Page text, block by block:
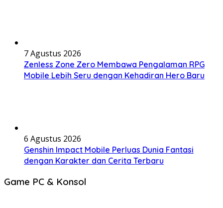
7 Agustus 2026
Zenless Zone Zero Membawa Pengalaman RPG
Mobile Lebih Seru dengan Kehadiran Hero Baru
6 Agustus 2026
Genshin Impact Mobile Perluas Dunia Fantasi
dengan Karakter dan Cerita Terbaru
Game PC & Konsol